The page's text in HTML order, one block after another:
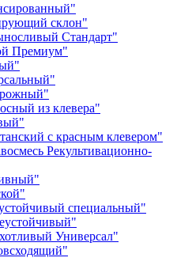
склон"
Стандарт"
Премиум"
из клевера"
с красным клевером"
Рекультивационно-
специальный"
Универсал"